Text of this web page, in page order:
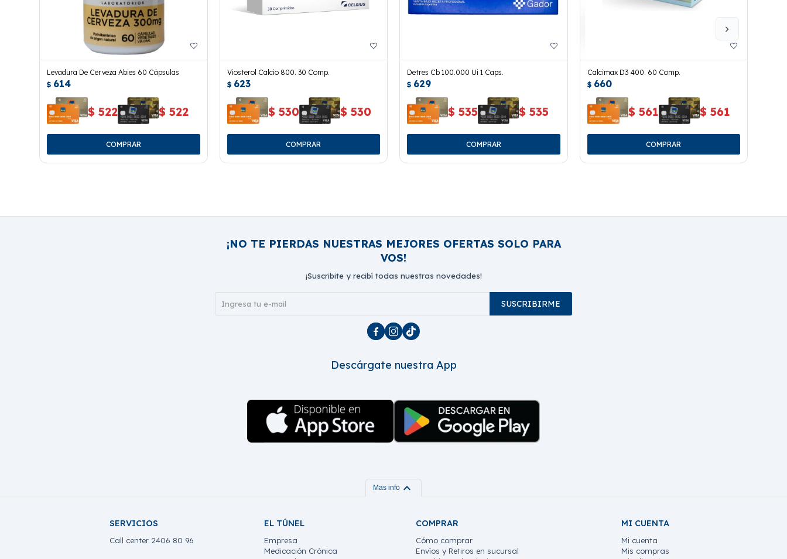
Levadura De Cerveza Abies 60 Cápsulas
$ 614
$ 522 $ 522
Viosterol Calcio 800. 30 Comp.
$ 623
$ 530 $ 530
Detres Cb 100.000 Ui 1 Caps.
$ 629
$ 535 $ 535
Calcimax D3 400. 60 Comp.
$ 660
$ 561 $ 561
¡NO TE PIERDAS NUESTRAS MEJORES OFERTAS SOLO PARA
VOS!
¡Suscribite y recibí todas nuestras novedades!
SUSCRIBIRME
  
Descárgate nuestra App
Mas info expand_more
SERVICIOS
Call center 2406 80 96
EL TÚNEL
Empresa
Medicación Crónica
COMPRAR
Cómo comprar
Envíos y Retiros en sucursal
MI CUENTA
Mi cuenta
Mis compras